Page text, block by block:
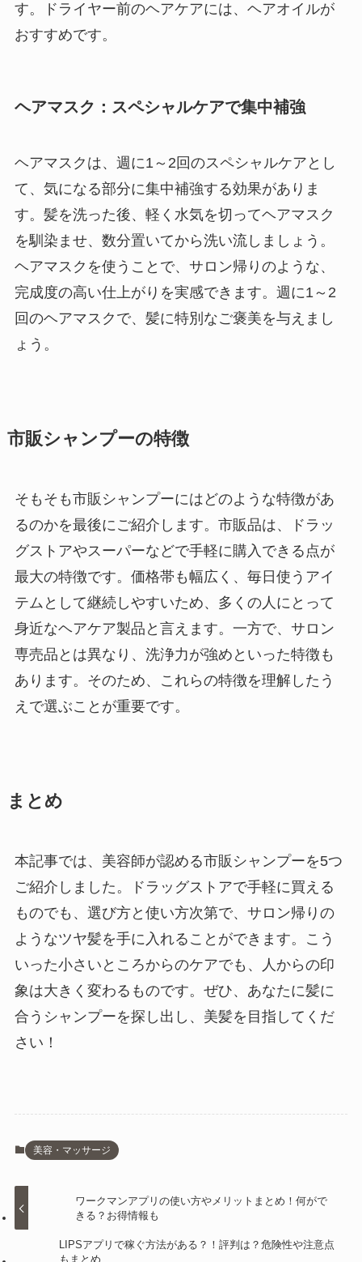
す。ドライヤー前のヘアケアには、ヘアオイルが
おすすめです。
ヘアマスク：スペシャルケアで集中補強
ヘアマスクは、週に1～2回のスペシャルケアとし
て、気になる部分に集中補強する効果がありま
す。髪を洗った後、軽く水気を切ってヘアマスク
を馴染ませ、数分置いてから洗い流しましょう。
ヘアマスクを使うことで、サロン帰りのような、
完成度の高い仕上がりを実感できます。週に1～2
回のヘアマスクで、髪に特別なご褒美を与えまし
ょう。
市販シャンプーの特徴
そもそも市販シャンプーにはどのような特徴があ
るのかを最後にご紹介します。市販品は、ドラッ
グストアやスーパーなどで手軽に購入できる点が
最大の特徴です。価格帯も幅広く、毎日使うアイ
テムとして継続しやすいため、多くの人にとって
身近なヘアケア製品と言えます。一方で、サロン
専売品とは異なり、洗浄力が強めといった特徴も
あります。そのため、これらの特徴を理解したう
えで選ぶことが重要です。
まとめ
本記事では、美容師が認める市販シャンプーを5つ
ご紹介しました。ドラッグストアで手軽に買える
ものでも、選び方と使い方次第で、サロン帰りの
ようなツヤ髪を手に入れることができます。こう
いった小さいところからのケアでも、人からの印
象は大きく変わるものです。ぜひ、あなたに髪に
合うシャンプーを探し出し、美髪を目指してくだ
さい！
美容・マッサージ
ワークマンアプリの使い方やメリットまとめ！何がで
きる？お得情報も
LIPSアプリで稼ぐ方法がある？！評判は？危険性や注意点
もまとめ